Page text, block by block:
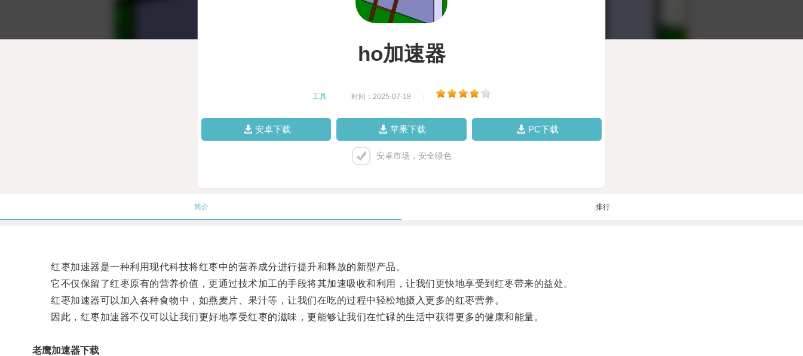
ho加速器
工具 时间：2025-07-18
安卓下载 苹果下载 PC下载
安卓市场，安全绿色
简介 排行
红枣加速器是一种利用现代科技将红枣中的营养成分进行提升和释放的新型产品。
它不仅保留了红枣原有的营养价值，更通过技术加工的手段将其加速吸收和利用，让我们更快地享受到红枣带来的益处。
红枣加速器可以加入各种食物中，如燕麦片、果汁等，让我们在吃的过程中轻松地摄入更多的红枣营养。
因此，红枣加速器不仅可以让我们更好地享受红枣的滋味，更能够让我们在忙碌的生活中获得更多的健康和能量。
老鹰加速器下载